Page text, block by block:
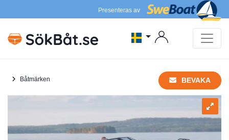
Presenteras av
Båtmärken BEVAKA